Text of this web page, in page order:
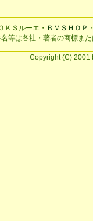
ＫＳルーエ・ ＢＭＳＨＯＰ
等は各社・著者の商標ま
Copyright (C) 2001